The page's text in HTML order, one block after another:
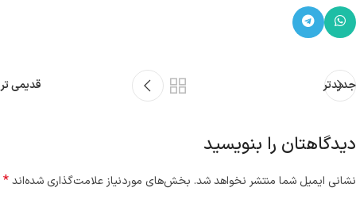
جدیدتر قدیمی تر
دیدگاهتان را بنویسید
نشانی ایمیل شما منتشر نخواهد شد. بخش‌های موردنیاز علامت‌گذاری شده‌اند*